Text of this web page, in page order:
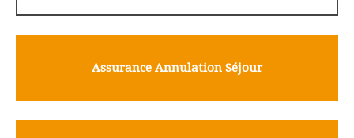
Assurance Annulation Séjour